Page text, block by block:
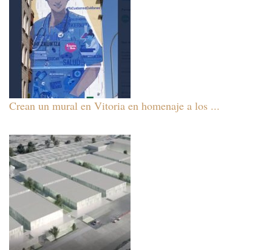
Crean un mural en Vitoria en homenaje a los ...